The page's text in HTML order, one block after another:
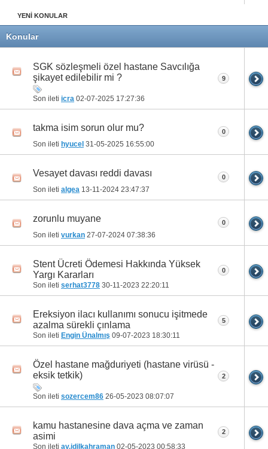
YENİ KONULAR
Konular
SGK sözleşmeli özel hastane Savcılığa
şikayet edilebilir mi ?
Son ileti icra 02-07-2025 17:27:36
9
takma isim sorun olur mu?
Son ileti hyucel 31-05-2025 16:55:00
0
Vesayet davası reddi davası
Son ileti algea 13-11-2024 23:47:37
0
zorunlu muyane
Son ileti vurkan 27-07-2024 07:38:36
0
Stent Ücreti Ödemesi Hakkında Yüksek
Yargı Kararları
Son ileti serhat3778 30-11-2023 22:20:11
0
Ereksiyon ilacı kullanımı sonucu işitmede
azalma sürekli çınlama
Son ileti Engin Ünalmış 09-07-2023 18:30:11
5
Özel hastane mağduriyeti (hastane virüsü -
eksik tetkik)
Son ileti sozercem86 26-05-2023 08:07:07
2
kamu hastanesine dava açma ve zaman
asimi
Son ileti av.idilkahraman 02-05-2023 00:58:33
2